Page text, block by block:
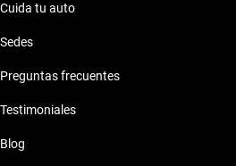
Cuida tu auto
Sedes
Preguntas frecuentes
Testimoniales
Blog